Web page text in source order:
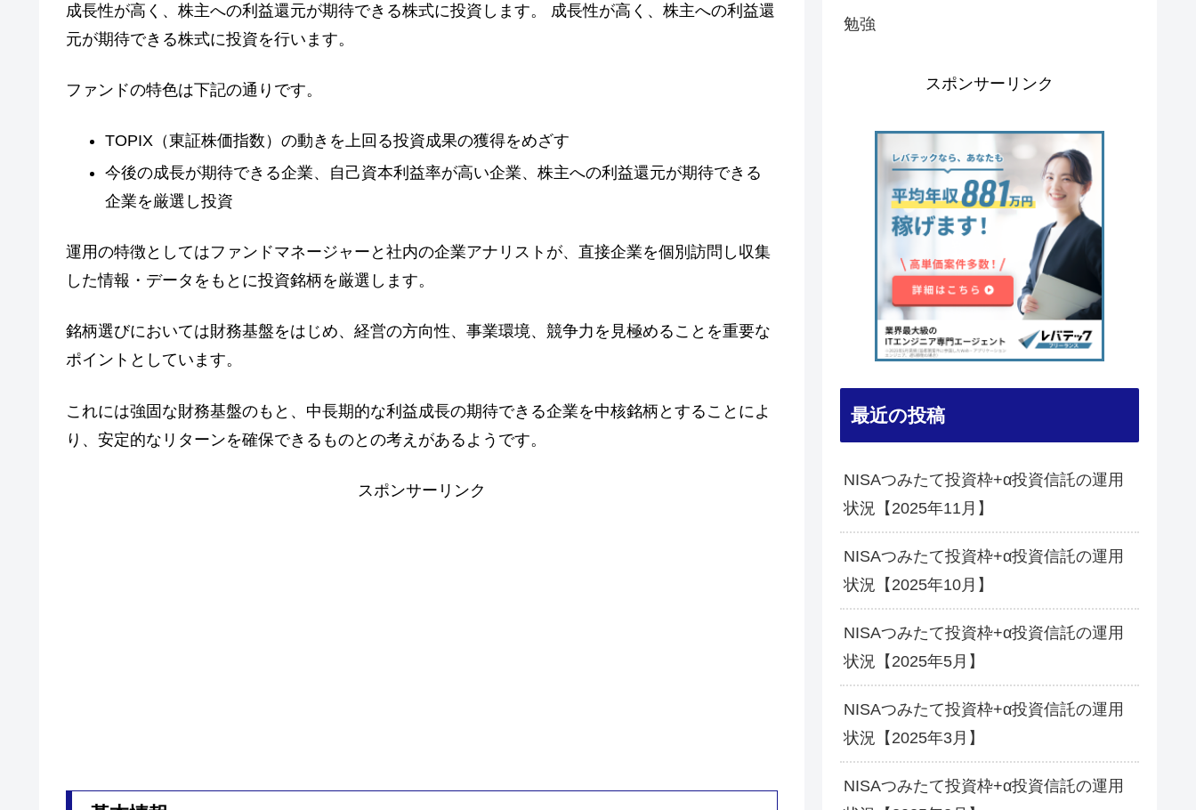
成長性が高く、株主への利益還元が期待できる株式に投資します。 成長性が高く、株主への利益還
元が期待できる株式に投資を行います。
ファンドの特色は下記の通りです。
TOPIX（東証株価指数）の動きを上回る投資成果の獲得をめざす
今後の成長が期待できる企業、自己資本利益率が高い企業、株主への利益還元が期待できる
企業を厳選し投資
運用の特徴としてはファンドマネージャーと社内の企業アナリストが、直接企業を個別訪問し収集
した情報・データをもとに投資銘柄を厳選します。
銘柄選びにおいては財務基盤をはじめ、経営の方向性、事業環境、競争力を見極めることを重要な
ポイントとしています。
これには強固な財務基盤のもと、中長期的な利益成長の期待できる企業を中核銘柄とすることによ
り、安定的なリターンを確保できるものとの考えがあるようです。
スポンサーリンク
勉強
スポンサーリンク
最近の投稿
NISAつみたて投資枠+α投資信託の運用
状況【2025年11月】
NISAつみたて投資枠+α投資信託の運用
状況【2025年10月】
NISAつみたて投資枠+α投資信託の運用
状況【2025年5月】
NISAつみたて投資枠+α投資信託の運用
状況【2025年3月】
NISAつみたて投資枠+α投資信託の運用